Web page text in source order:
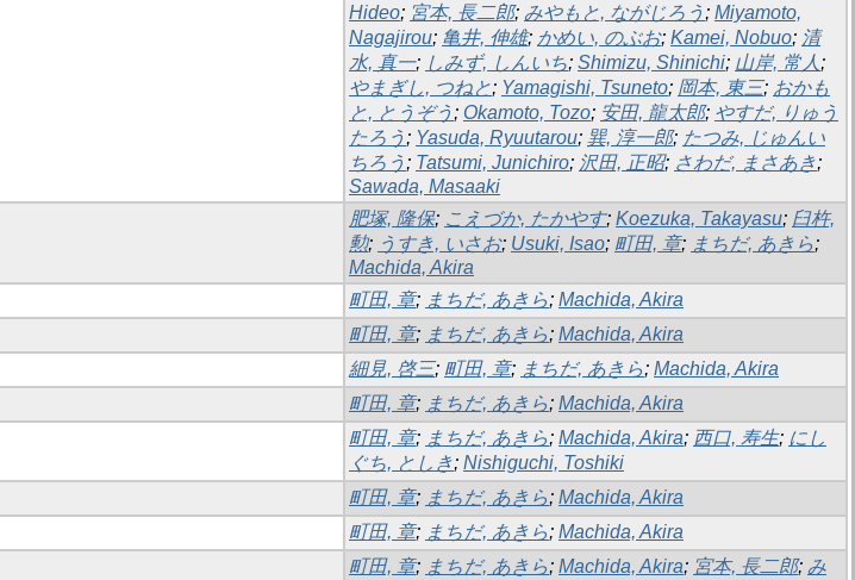
Hideo; 宮本, 長二郎; みやもと, ながじろう ; Miyamoto,
Nagajirou; 亀井, 伸雄; かめい, のぶお; Kamei, Nobuo; 清
水, 真一; しみず, しんいち; Shimizu, Shinichi; 山岸, 常人 ;
やまぎし, つねと; Yamagishi, Tsuneto; 岡本, 東三; おかも
と, とうぞう ; Okamoto, Tozo; 安田, 龍太郎; やすだ, りゅう
たろう ; Yasuda, Ryuutarou; 巽, 淳一郎; たつみ, じゅんい
ちろう ; Tatsumi, Junichiro; 沢田, 正昭; さわだ, まさあき;
Sawada, Masaaki
肥塚, 隆保; こえづか, たかやす; Koezuka, Takayasu; 臼杵,
勲; うすき, いさお; Usuki, Isao; 町田, 章; まちだ, あきら;
Machida, Akira
町田, 章; まちだ, あきら; Machida, Akira
町田, 章; まちだ, あきら; Machida, Akira
細見, 啓三; 町田, 章; まちだ, あきら; Machida, Akira
町田, 章; まちだ, あきら; Machida, Akira
町田, 章; まちだ, あきら; Machida, Akira; 西口, 寿生; にし
ぐち, としき; Nishiguchi, Toshiki
町田, 章; まちだ, あきら; Machida, Akira
町田, 章; まちだ, あきら; Machida, Akira
町田, 章; まちだ, あきら; Machida, Akira; 宮本, 長二郎; み